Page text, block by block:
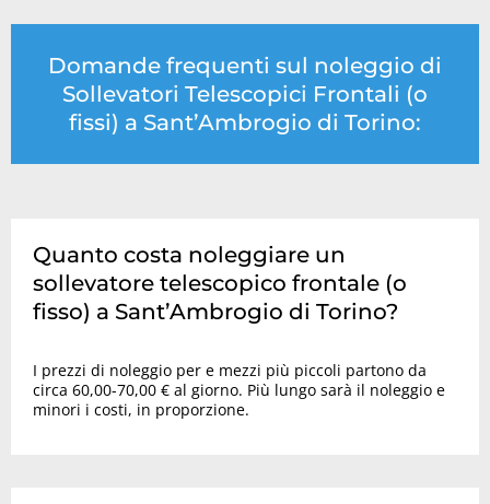
Domande frequenti sul noleggio di
Sollevatori Telescopici Frontali (o
fissi) a Sant’Ambrogio di Torino:
Quanto costa noleggiare un
sollevatore telescopico frontale (o
fisso) a Sant’Ambrogio di Torino?
I prezzi di noleggio per e mezzi più piccoli partono da
circa 60,00-70,00 € al giorno. Più lungo sarà il noleggio e
minori i costi, in proporzione.